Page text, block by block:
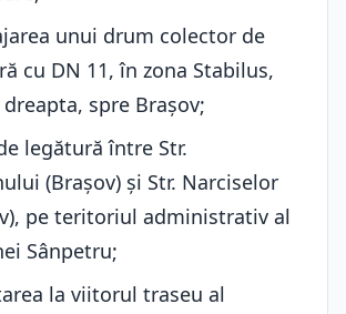
unui drum colector de
cu DN 11, în zona Stabilus,
spre Brașov;
legătură între Str.
(Brașov) și Str. Narciselor
pe teritoriul administrativ al
Sânpetru;
la viitorul traseu al